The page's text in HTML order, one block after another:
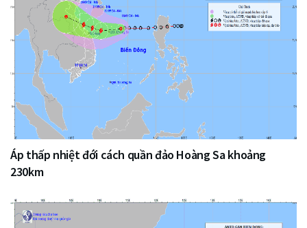
Áp thấp nhiệt đới cách quần đảo Hoàng Sa khoảng
230km